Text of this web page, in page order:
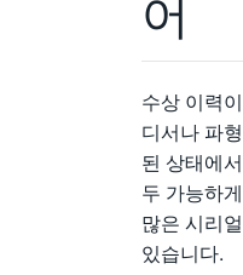
수상 이력
디서나 파
된 상태에
두 가능하
많은 시리
있습니다.